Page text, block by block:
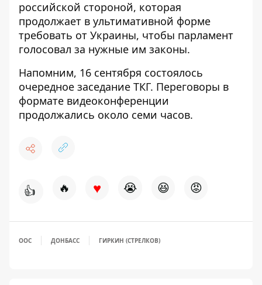
российской стороной, которая
продолжает в ультимативной форме
требовать от Украины, чтобы парламент
голосовал за нужные им законы.
Напомним, 16 сентября состоялось
очередное заседание ТКГ. Переговоры в
формате видеоконференции
продолжались около семи часов.
👍 🔥 ♥ 😭 😆 😡
ООС ДОНБАСС ГИРКИН (СТРЕЛКОВ)